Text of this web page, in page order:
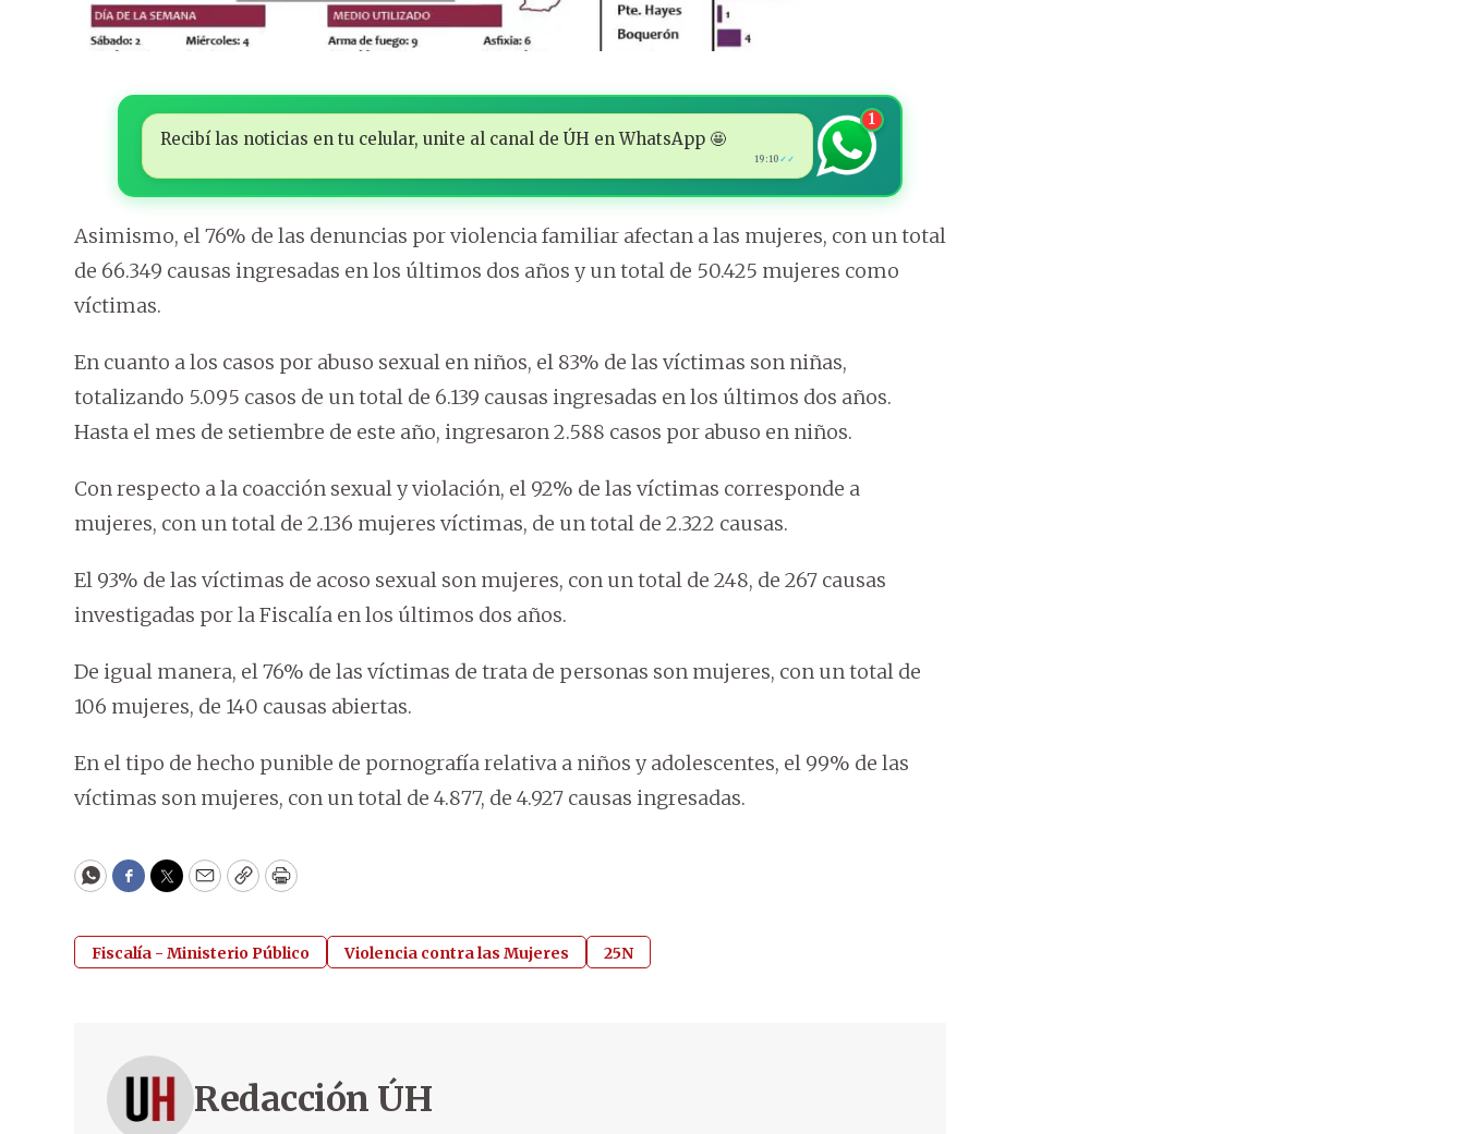
Recibí las noticias en tu celular, unite al canal de ÚH en WhatsApp 🤩
19:10 ✓✓
1
Asimismo, el 76% de las denuncias por violencia familiar afectan a las mujeres, con un total
de 66.349 causas ingresadas en los últimos dos años y un total de 50.425 mujeres como
víctimas.
En cuanto a los casos por abuso sexual en niños, el 83% de las víctimas son niñas,
totalizando 5.095 casos de un total de 6.139 causas ingresadas en los últimos dos años.
Hasta el mes de setiembre de este año, ingresaron 2.588 casos por abuso en niños.
Con respecto a la coacción sexual y violación, el 92% de las víctimas corresponde a
mujeres, con un total de 2.136 mujeres víctimas, de un total de 2.322 causas.
El 93% de las víctimas de acoso sexual son mujeres, con un total de 248, de 267 causas
investigadas por la Fiscalía en los últimos dos años.
De igual manera, el 76% de las víctimas de trata de personas son mujeres, con un total de
106 mujeres, de 140 causas abiertas.
En el tipo de hecho punible de pornografía relativa a niños y adolescentes, el 99% de las
víctimas son mujeres, con un total de 4.877, de 4.927 causas ingresadas.
WhatsApp
Facebook
Twitter
EmailCopyPrint
Fiscalía - Ministerio Público Violencia contra las Mujeres 25N
Redacción ÚH